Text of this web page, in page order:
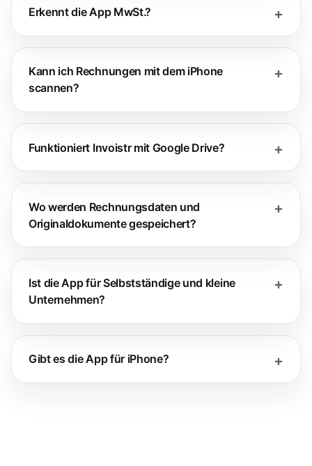
Erkennt die App MwSt.?
Kann ich Rechnungen mit dem iPhone
scannen?
Funktioniert Invoistr mit Google Drive?
Wo werden Rechnungsdaten und
Originaldokumente gespeichert?
Ist die App für Selbstständige und kleine
Unternehmen?
Gibt es die App für iPhone?